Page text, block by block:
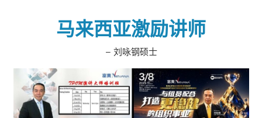
马来西亚激励讲师
– 刘咏钢硕士